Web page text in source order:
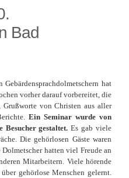
Bad
Gebärden­sprach­dolmet­schern hat
vorher darauf vorbereitet, die
Gruß­worte von Christen aus aller
Ein Seminar wurde von
Besucher gestaltet. Es gab viele
Die gehör­losen Gäste waren
hatten viel Freude an
Mit­arbei­tern. Viele hörende
gehör­lose Menschen gelernt.